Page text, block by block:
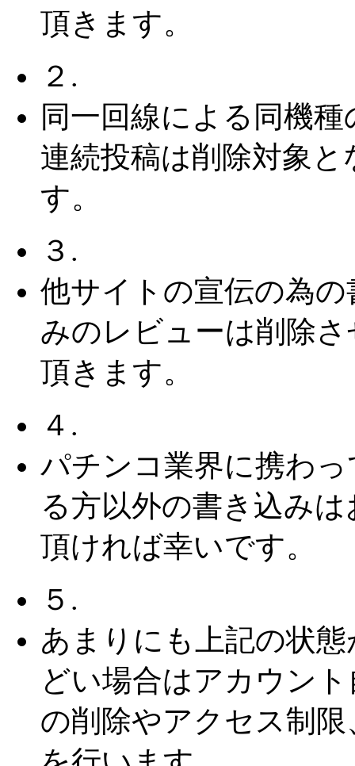
頂きます。
２.
同一回線による同機種
連続投稿は削除対象と
す。
３.
他サイトの宣伝の為の
みのレビューは削除さ
頂きます。
４.
パチンコ業界に携わっ
る方以外の書き込みは
頂ければ幸いです。
５.
あまりにも上記の状態
どい場合はアカウント
の削除やアクセス制限